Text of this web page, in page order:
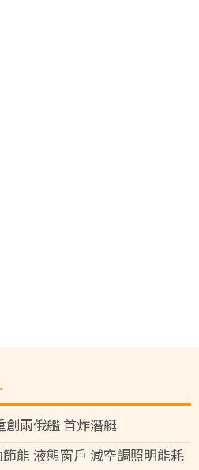
創兩俄艦 首炸潛艇
能 液態窗戶 減空調照明能耗